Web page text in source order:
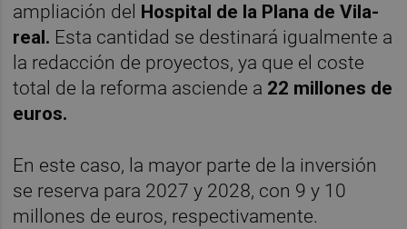
ampliación del Hospital de la Plana de Vila-
real. Esta cantidad se destinará igualmente a
la redacción de proyectos, ya que el coste
total de la reforma asciende a 22 millones de
euros.
En este caso, la mayor parte de la inversión
se reserva para 2027 y 2028, con 9 y 10
millones de euros, respectivamente.